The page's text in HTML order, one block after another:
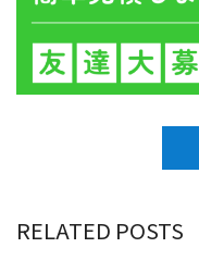
RELATED POSTS